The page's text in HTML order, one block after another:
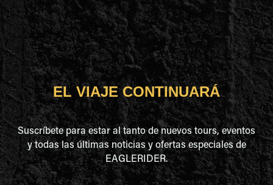
EL VIAJE CONTINUARÁ
Suscríbete para estar al tanto de nuevos tours, eventos
y todas las últimas noticias y ofertas especiales de
EAGLERIDER.